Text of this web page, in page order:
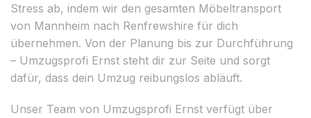
Stress ab, indem wir den gesamten Möbeltransport
von Mannheim nach Renfrewshire für dich
übernehmen. Von der Planung bis zur Durchführung
– Umzugsprofi Ernst steht dir zur Seite und sorgt
dafür, dass dein Umzug reibungslos abläuft.
Unser Team von Umzugsprofi Ernst verfügt über